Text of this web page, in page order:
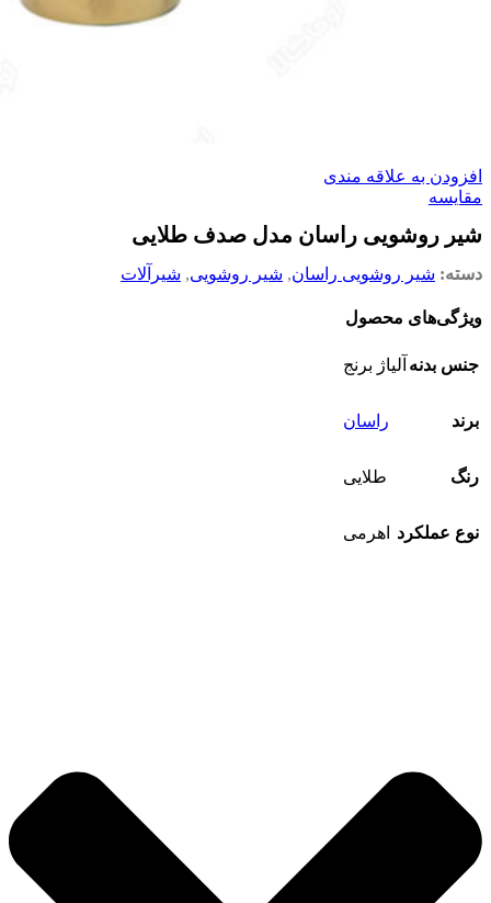
افزودن به علاقه مندی
مقایسه
شیر روشویی راسان مدل صدف طلایی
دسته: شیر روشویی راسان, شیر روشویی, شیرآلات
ویژگی‌های محصول
جنس بدنه آلیاژ برنج
برند راسان
رنگ طلایی
نوع عملکرد اهرمی